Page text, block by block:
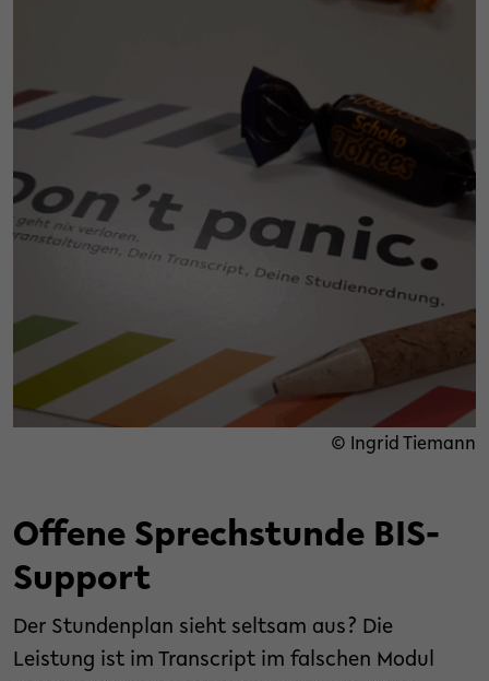
© Ingrid Tiemann
Offene Sprechstunde BIS-
Support
Der Stundenplan sieht seltsam aus? Die
Leistung ist im Transcript im falschen Modul